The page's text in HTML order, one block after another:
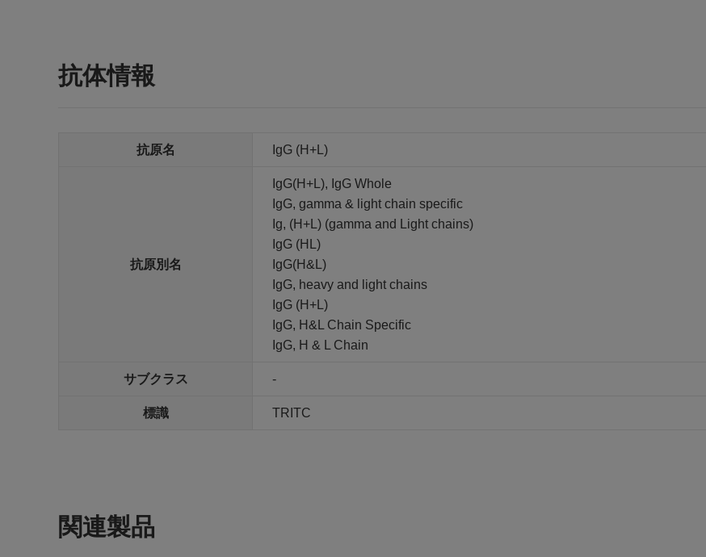
抗体情報
抗原名 IgG (H+L)
抗原別名
IgG(H+L), IgG Whole
IgG, gamma & light chain specific
Ig, (H+L) (gamma and Light chains)
IgG (HL)
IgG(H&L)
IgG, heavy and light chains
IgG (H+L)
IgG, H&L Chain Specific
IgG, H & L Chain
サブクラス -
標識 TRITC
関連製品